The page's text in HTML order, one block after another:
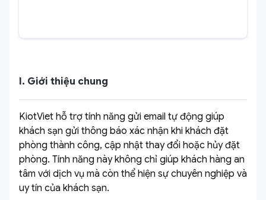
I. Giới thiệu chung
KiotViet hỗ trợ tính năng gửi email tự động giúp
khách sạn gửi thông báo xác nhận khi khách đặt
phòng thành công, cập nhật thay đổi hoặc hủy đặt
phòng. Tính năng này không chỉ giúp khách hàng an
tâm với dịch vụ mà còn thể hiện sự chuyên nghiệp và
uy tín của khách sạn.